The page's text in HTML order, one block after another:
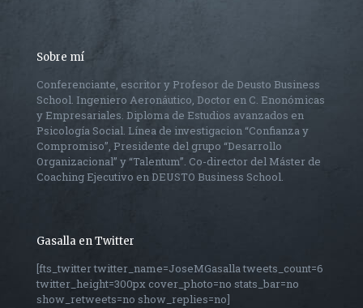
Sobre mí
Conferenciante, escritor y Profesor de Deusto Business
School. Ingeniero Aeronáutico, Doctor en C. Enonómicas
y Empresariales. Diploma de Estudios avanzados en
Psicología Social. Línea de investigacion “Confianza y
Compromiso”, Presidente del grupo “Desarrollo
Organizacional” y “Talentum”. Co-director del Máster de
Coaching Ejecutivo en DEUSTO Business School.
Gasalla en Twitter
[fts_twitter twitter_name=JoseMGasalla tweets_count=6
twitter_height=300px cover_photo=no stats_bar=no
show_retweets=no show_replies=no]